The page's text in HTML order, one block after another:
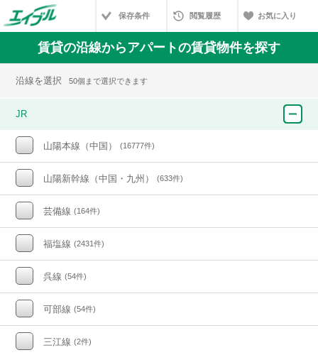
保存条件 閲覧履歴 お気に入り
賃貸の沿線からアパートの賃貸物件を探す
沿線を選択 50個まで選択できます
JR
山陽本線（中国） (16777件)
山陽新幹線（中国・九州） (633件)
芸備線 (164件)
福塩線 (2431件)
呉線 (54件)
可部線 (54件)
三江線 (2件)